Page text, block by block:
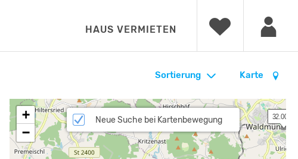
HAUS VERMIETEN
Karte
Sortierung
32.00 €
+
−
Neue Suche bei Kartenbewegung